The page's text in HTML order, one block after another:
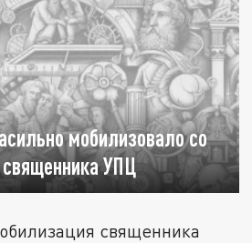
мобилизовало со
УПЦ
священника